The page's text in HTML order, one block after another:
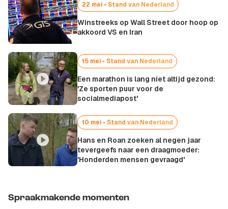
22 mei • Stand van Nederland
Winstreeks op Wall Street door hoop op
akkoord VS en Iran
15 mei • Stand van Nederland
Een marathon is lang niet altijd gezond:
'Ze sporten puur voor de
socialmediapost'
10 mei • Stand van Nederland
Hans en Roan zoeken al negen jaar
tevergeefs naar een draagmoeder:
'Honderden mensen gevraagd'
Spraakmakende momenten